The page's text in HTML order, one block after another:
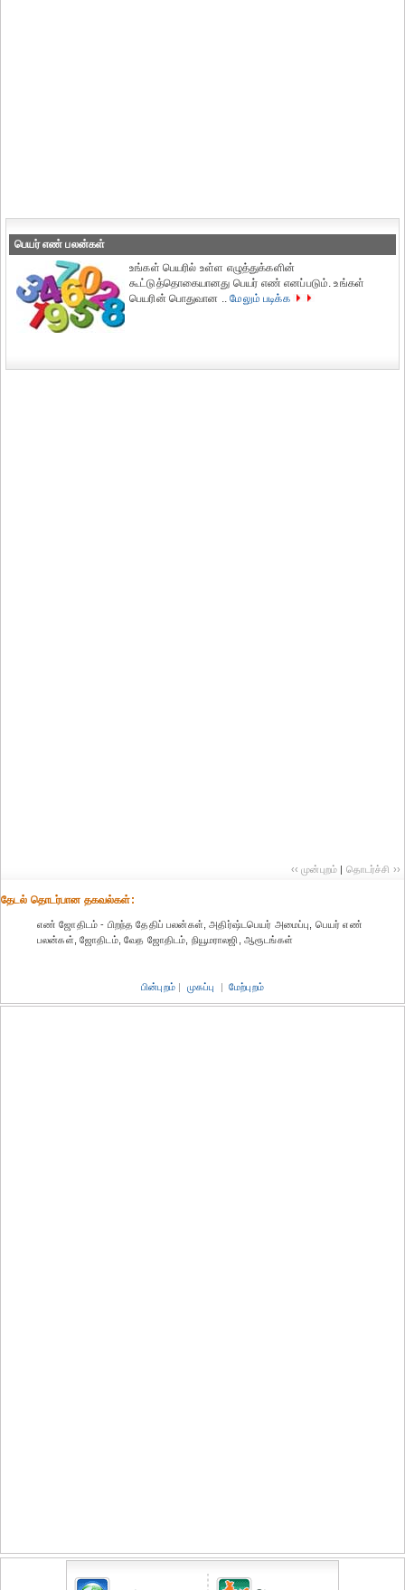
பெயர் எண் பலன்கள்
உங்கள் பெயரில் உள்ள எழுத்துக்களின்
கூட்டுத்தொகையானது பெயர் எண் எனப்படும். உங்கள்
பெயரின் பொதுவான ..மேலும் படிக்க
‹‹ முன்புறம் | தொடர்ச்சி ››
தேட‌ல் தொட‌ர்பான தகவ‌ல்க‌ள்:
எ‌ண் ஜோ‌திட‌ம் - பிறந்த தேதிப் பலன்கள், அதிர்ஷ்டபெயர் அமைப்பு, பெயர் எண்
பலன்கள், ஜோதிடம், வேத ஜோதிடம், நியூமராலஜி, ஆரூடங்கள்
பின்புறம் | முகப்பு | மேற்புறம்